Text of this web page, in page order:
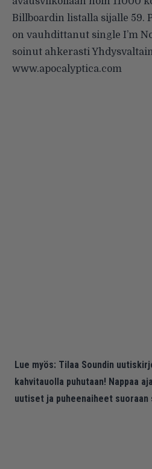
Billboardin listalla sijalle 59.
on vauhdittanut single I’m
soinut ahkerasti
www.apocalyptica.com
Lue myös: Tilaa Soundin
kahvitauolla puhutaan! Nappaa
uutiset ja puheenaiheet